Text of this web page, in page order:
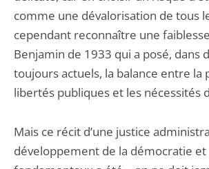
comme une dévalorisation de tous
cependant reconnaître une
Benjamin de 1933 qui a posé, dans
toujours actuels, la balance entre la
libertés publiques et les nécessités
Mais ce récit d’une justice
développement de la démocratie